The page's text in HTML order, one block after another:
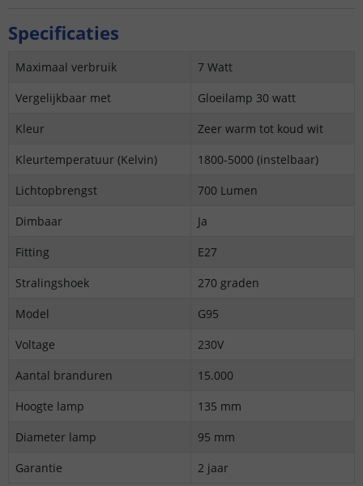
Specificaties
Maximaal verbruik
7 Watt
Vergelijkbaar met
Gloeilamp 30 watt
Kleur
Zeer warm tot koud wit
Kleurtemperatuur (Kelvin)
1800-5000 (instelbaar)
Lichtopbrengst
700 Lumen
Dimbaar
Ja
Fitting
E27
Stralingshoek
270 graden
Model
G95
Voltage
230V
Aantal branduren
15.000
Hoogte lamp
135 mm
Diameter lamp
95 mm
Garantie
2 jaar